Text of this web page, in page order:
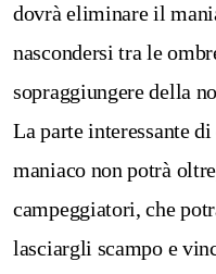
dovrà eliminare il
nascondersi tra le
sopraggiungere della
La parte interessante
maniaco non potrà
campeggiatori, che
lasciargli scampo e